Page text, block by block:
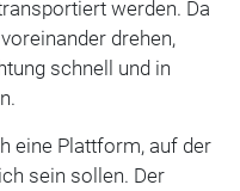
werden. Da
drehen,
schnell und in
eine Plattform, auf der
sein sollen. Der